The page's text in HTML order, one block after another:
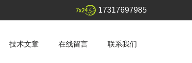
17317697985
技术文章 在线留言 联系我们